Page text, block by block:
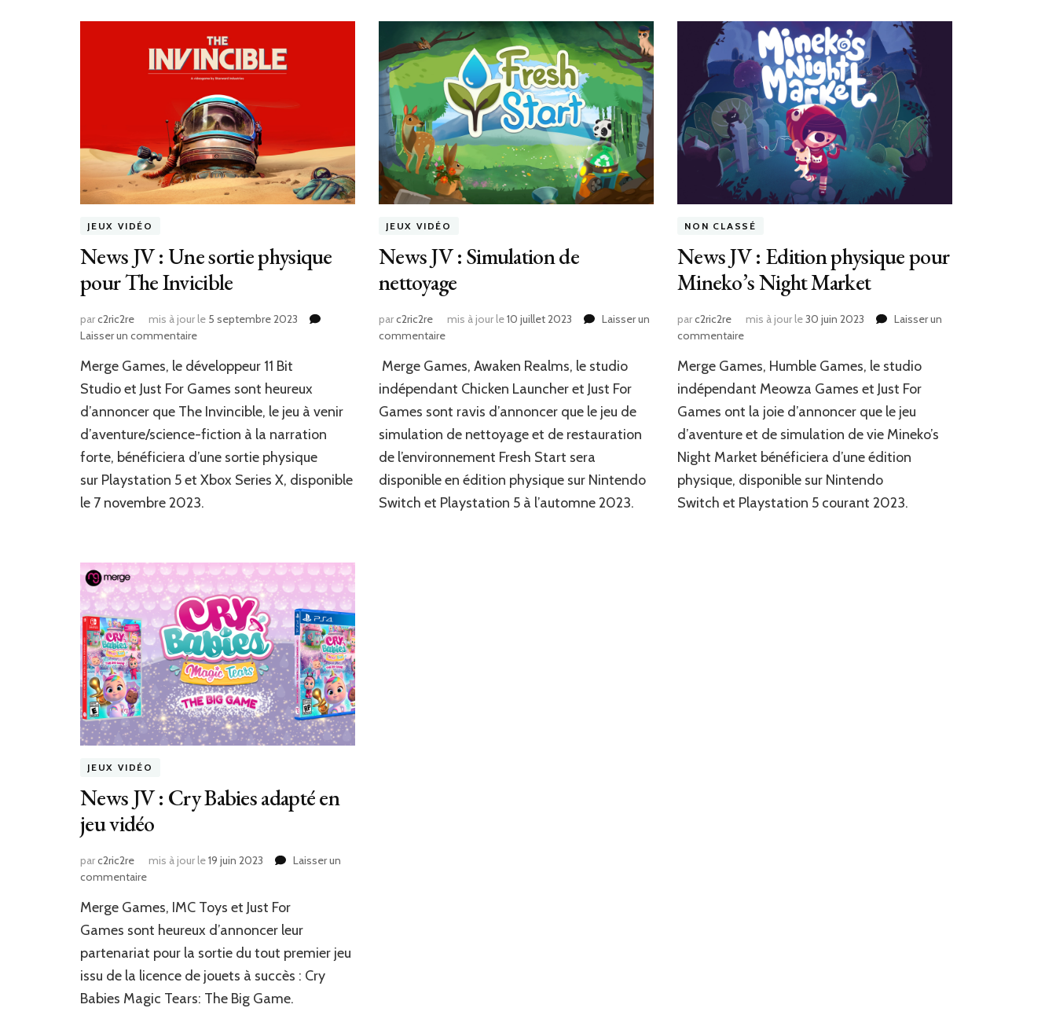
physique
JEUX VIDÉO
News JV : Une sortie physique
pour The Invicible
parc2ric2re mis à jour le 5 septembre 2023
Laisser un commentairesur
JV
sortie
physique
pour
The
Invicible
Merge Games, le développeur 11 Bit
Studio et Just For Games sont heureux
d’annoncer que The Invincible, le jeu à venir
d’aventure/science-fiction à la narration
forte, bénéficiera d’une sortie physique
sur Playstation 5 et Xbox Series X, disponible
le 7 novembre 2023.
JEUX VIDÉO
News JV : Simulation de
nettoyage
parc2ric2re mis à jour le10 juillet 2023
Laisser un
commentairesur
JV
:
de
nettoyage
Merge Games, Awaken Realms, le studio
indépendant Chicken Launcher et Just For
Games sont ravis d’annoncer que le jeu de
simulation de nettoyage et de restauration
de l’environnement Fresh Start sera
disponible en édition physique sur Nintendo
Switch et Playstation 5 à l’automne 2023.
NON CLASSÉ
News JV : Edition physique pour
Mineko’s Night Market
parc2ric2re mis à jour le30 juin 2023
Laisser un
commentairesur
JV
:
physique
pour
Mineko’s
Night
Market
Merge Games, Humble Games, le studio
indépendant Meowza Games et Just For
Games ont la joie d’annoncer que le jeu
d’aventure et de simulation de vie Mineko’s
Night Market bénéficiera d’une édition
physique, disponible sur Nintendo
Switch et Playstation 5 courant 2023.
JEUX VIDÉO
News JV : Cry Babies adapté en
jeu vidéo
parc2ric2re mis à jour le19 juin 2023
Laisser un
commentairesur
JV
:
Babies
adapté
en
jeu
Merge Games, IMC Toys et Just For
Games sont heureux d’annoncer leur
partenariat pour la sortie du tout premier jeu
issu de la licence de jouets à succès : Cry
Babies Magic Tears: The Big Game.